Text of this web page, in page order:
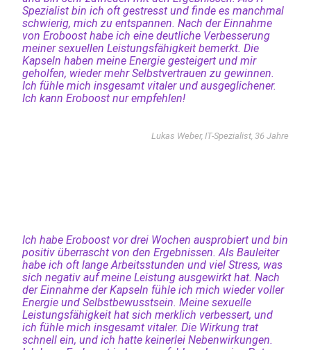
Spezialist bin ich oft gestresst und finde es manchmal
schwierig, mich zu entspannen. Nach der Einnahme
von Eroboost habe ich eine deutliche Verbesserung
meiner sexuellen Leistungsfähigkeit bemerkt. Die
Kapseln haben meine Energie gesteigert und mir
geholfen, wieder mehr Selbstvertrauen zu gewinnen.
Ich fühle mich insgesamt vitaler und ausgeglichener.
Ich kann Eroboost nur empfehlen!
Lukas Weber, IT-Spezialist, 36 Jahre
Ich habe Eroboost vor drei Wochen ausprobiert und bin
positiv überrascht von den Ergebnissen. Als Bauleiter
habe ich oft lange Arbeitsstunden und viel Stress, was
sich negativ auf meine Leistung ausgewirkt hat. Nach
der Einnahme der Kapseln fühle ich mich wieder voller
Energie und Selbstbewusstsein. Meine sexuelle
Leistungsfähigkeit hat sich merklich verbessert, und
ich fühle mich insgesamt vitaler. Die Wirkung trat
schnell ein, und ich hatte keinerlei Nebenwirkungen.